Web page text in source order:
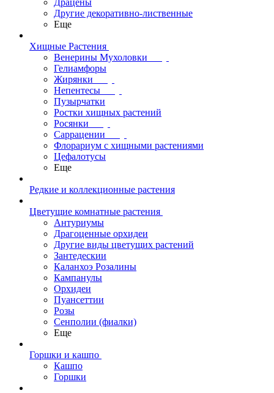
Драцены
Другие декоративно-лиственные
Еще
Хищные Растения
Венерины Мухоловки
Гелиамфоры
Жирянки
Непентесы
Пузырчатки
Ростки хищных растений
Росянки
Саррацении
Флорариум с хищными растениями
Цефалотусы
Еще
Редкие и коллекционные растения
Цветущие комнатные растения
Антуриумы
Драгоценные орхидеи
Другие виды цветущих растений
Зантедескии
Каланхоэ Розалины
Кампанулы
Орхидеи
Пуансеттии
Розы
Сенполии (фиалки)
Еще
Горшки и кашпо
Кашпо
Горшки